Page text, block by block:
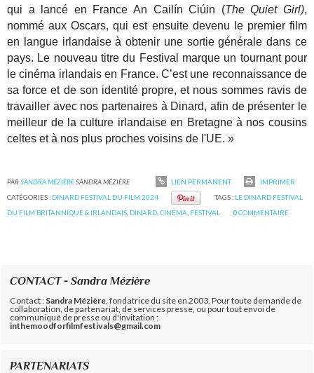
qui a lancé en France An Cailín Ciúin (The Quiet Girl),
nommé auxOscars, qui est ensuite devenu le premier film
en langue irlandaise à obtenir une sortie générale dans ce
pays. Le nouveau titre du Festival marque un tournant pour
le cinéma irlandais en France. C’est une reconnaissance de
sa force et de son identité propre, et nous sommes ravis de
travailler avec nos partenaires à Dinard, afin de présenter le
meilleur de la culture irlandaise en Bretagne à nos cousins
celtes et à nos plus proches voisins de l'UE. »
PARSANDRA MÉZIÈRESANDRA MÉZIÈRE LIEN PERMANENT
IMPRIMER
CATÉGORIES : DINARD FESTIVAL DU FILM 2024 TAGS : LE DINARD FESTIVAL
DU FILM BRITANNIQUE & IRLANDAIS DINARD ,CINÉMA FESTIVAL 0COMMENTAIRE
CONTACT - Sandra Mézière
Contact : Sandra Mézière , fondatrice du site en 2003. Pour toute demande de
collaboration, de partenariat, de services presse, ou pour tout envoi de
communiqué de presse ou d'invitation :
inthemoodforfilmfestivals@gmail.com
PARTENARIATS